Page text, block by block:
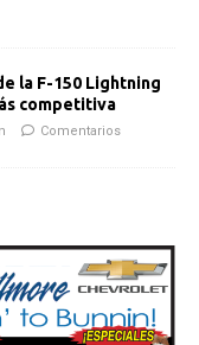
la F-150 Lightning
competitiva
Comentarios